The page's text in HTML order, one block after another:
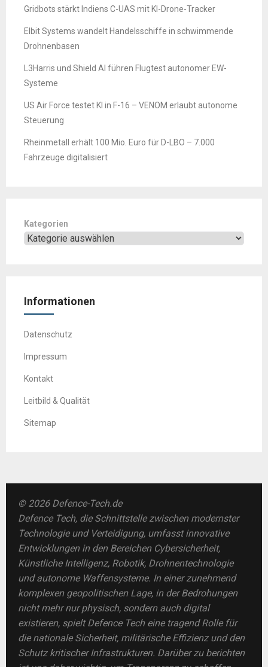
Gridbots stärkt Indiens C-UAS mit KI-Drone-Tracker
Elbit Systems wandelt Handelsschiffe in schwimmende
Drohnenbasen
L3Harris und Shield AI führen Flugtest autonomer EW-
Systeme
US Air Force testet KI in F-16 – VENOM erlaubt autonome
Steuerung
Rheinmetall erhält 100 Mio. Euro für D-LBO – 7.000
Fahrzeuge digitalisiert
Kategorien
Informationen
Datenschutz
Impressum
Kontakt
Leitbild & Qualität
Sitemap
© 2026 Defence-Tech.de
Defence Tech, die Schnittstelle zwischen modernster
Technologie und Verteidigung, umfasst innovative
Entwicklungen in den Bereichen Cybersicherheit,
Künstliche Intelligenz, Robotik, Drohnentechnologie
und autonome Waffensysteme. In einer zunehmend
komplexen geopolitischen Lage, in der Bedrohungen
nicht mehr nur physisch, sondern auch digital
existieren, spielt Defence Tech eine tragend Rolle für
die nationale Sicherheit, militärische Effizienz und den
Schutz kritischer Infrastrukturen. Darüber zu berichten